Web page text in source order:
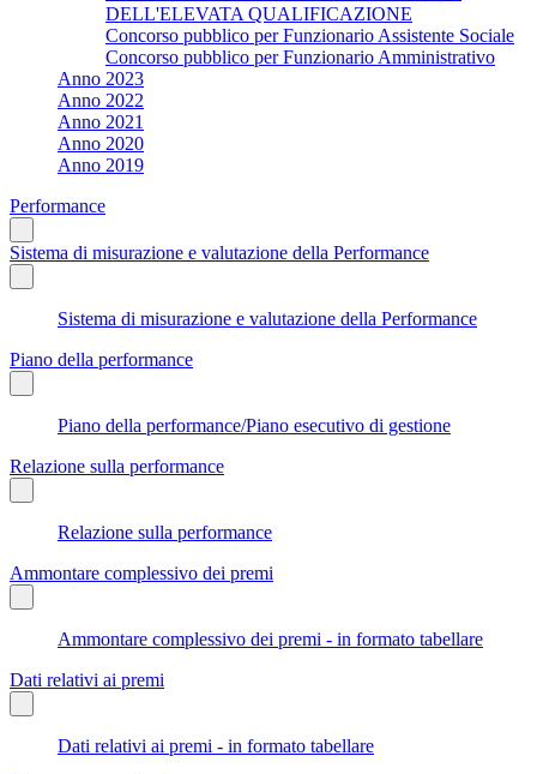
DELL'ELEVATA QUALIFICAZIONE
Concorso pubblico per Funzionario Assistente Sociale
Concorso pubblico per Funzionario Amministrativo
Anno 2023
Anno 2022
Anno 2021
Anno 2020
Anno 2019
Performance
Sistema di misurazione e valutazione della Performance
Sistema di misurazione e valutazione della Performance
Piano della performance
Piano della performance/Piano esecutivo di gestione
Relazione sulla performance
Relazione sulla performance
Ammontare complessivo dei premi
Ammontare complessivo dei premi - in formato tabellare
Dati relativi ai premi
Dati relativi ai premi - in formato tabellare